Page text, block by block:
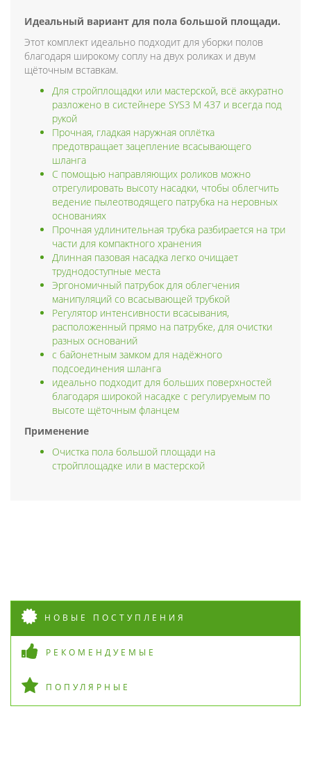
Идеальный вариант для пола большой площади.
Этот комплект идеально подходит для уборки полов
благодаря широкому соплу на двух роликах и двум
щёточным вставкам.
Для стройплощадки или мастерской, всё аккуратно
разложено в систейнере SYS3 M 437 и всегда под
рукой
Прочная, гладкая наружная оплётка
предотвращает зацепление всасывающего
шланга
С помощью направляющих роликов можно
отрегулировать высоту насадки, чтобы облегчить
ведение пылеотводящего патрубка на неровных
основаниях
Прочная удлинительная трубка разбирается на три
части для компактного хранения
Длинная пазовая насадка легко очищает
труднодоступные места
Эргономичный патрубок для облегчения
манипуляций со всасывающей трубкой
Регулятор интенсивности всасывания,
расположенный прямо на патрубке, для очистки
разных оснований
с байонетным замком для надёжного
подсоединения шланга
идеально подходит для больших поверхностей
благодаря широкой насадке с регулируемым по
высоте щёточным фланцем
Применение
Очистка пола большой площади на
стройплощадке или в мастерской
НОВЫЕ ПОСТУПЛЕНИЯ
РЕКОМЕНДУЕМЫЕ
ПОПУЛЯРНЫЕ